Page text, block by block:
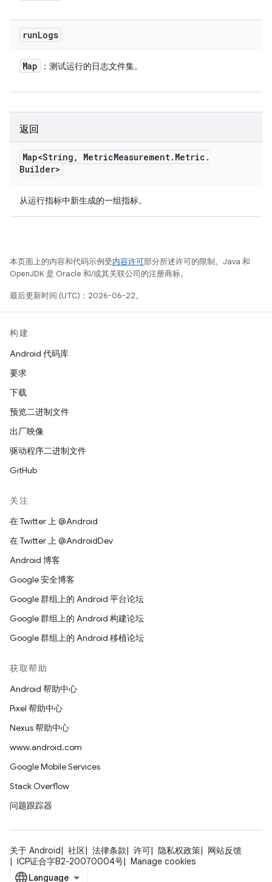
runLogs
Map ：测试运行的日志文件集。
返回
Map<String , MetricMeasurement. Metric .
Builder>
从运行指标中新生成的一组指标。
本页面上的内容和代码示例受内容许可部分所述许可的限制。Java 和
OpenJDK 是 Oracle 和/或其关联公司的注册商标。
最后更新时间 (UTC)：2026-06-22。
构建
Android 代码库
要求
下载
预览二进制文件
出厂映像
驱动程序二进制文件
GitHub
关注
在 Twitter 上 @Android
在 Twitter 上 @AndroidDev
Android 博客
Google 安全博客
Google 群组上的 Android 平台论坛
Google 群组上的 Android 构建论坛
Google 群组上的 Android 移植论坛
获取帮助
Android 帮助中心
Pixel 帮助中心
Nexus 帮助中心
www.android.com
Google Mobile Services
Stack Overflow
问题跟踪器
关于 Android 社区 法律条款 许可 隐私权政策
网站反馈
ICP证合字B2-20070004号
Manage cookies